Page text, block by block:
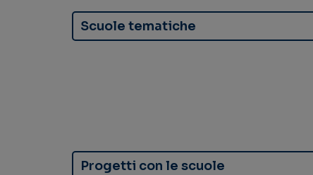
Scuole tematiche
Progetti con le scuole